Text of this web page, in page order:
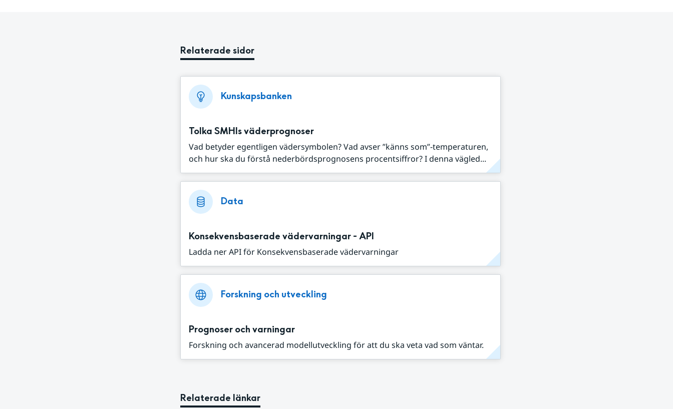
Relaterade sidor
Kunskapsbanken
Tolka SMHIs väderprognoser
Vad betyder egentligen vädersymbolen? Vad avser ”känns som”-temperaturen,
och hur ska du förstå nederbördsprognosens procentsiffror? I denna vägled...
Data
Konsekvensbaserade vädervarningar - API
Ladda ner API för Konsekvensbaserade vädervarningar
Forskning och utveckling
Prognoser och varningar
Forskning och avancerad modellutveckling för att du ska veta vad som väntar.
Relaterade länkar